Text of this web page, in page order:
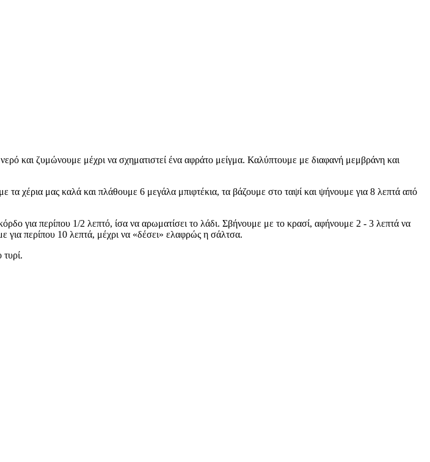
και ζυμώνουμε μέχρι να σχηματιστεί ένα αφράτο μείγμα. Καλύπτουμε με διαφανή μεμβράνη και
χέρια μας καλά και πλάθουμε 6 μεγάλα μπιφτέκια, τα βάζουμε στο ταψί και ψήνουμε για 8 λεπτά από
για περίπου 1/2 λεπτό, ίσα να αρωματίσει το λάδι. Σβήνουμε με το κρασί, αφήνουμε 2 - 3 λεπτά να
για περίπου 10 λεπτά, μέχρι να «δέσει» ελαφρώς η σάλτσα.